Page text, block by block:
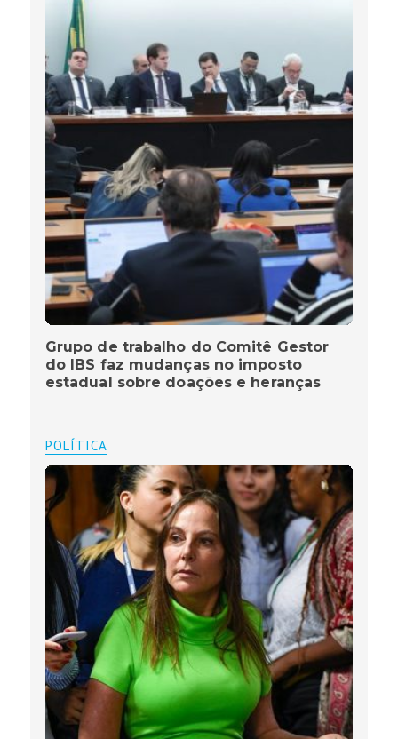
Grupo de trabalho do Comitê Gestor
do IBS faz mudanças no imposto
estadual sobre doações e heranças
POLÍTICA